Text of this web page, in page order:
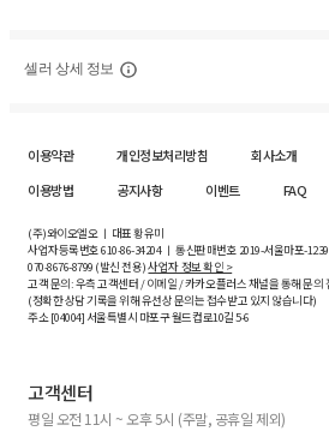
셀러 상세 정보
이용약관 개인정보처리방침 회사소개
이용방법
공지사항 이벤트 FAQ
(주)와이오엘오 ㅣ 대표 황유미
사업자등록번호610-86-34204ㅣ 통신판매번호 2019-서울마포-
070-8676-8799 (발신 전용)사업자 정보 확인 >
고객 문의: 우측 고객센터 / 이메일 / 카카오플러스 채널을 통해 문의
(정확한 상담 기록을 위해 유선상 문의는 접수받고 있지 않습니다)
주소 [04004] 서울특별시 마포구 월드컵로10길5-6
고객센터
평일 오전 11시 ~ 오후 5시 (주말, 공휴일 제외)